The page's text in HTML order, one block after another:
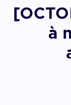
à